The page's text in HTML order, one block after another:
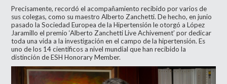
Precisamente, recordó el acompañamiento recibido por varios de
sus colegas, como su maestro Alberto Zanchetti. De hecho, en junio
pasado la Sociedad Europea de la Hipertensión le otorgó a López
Jaramillo el premio ‘Alberto Zanchetti Live Achivement’ por dedicar
toda una vida a la investigación en el campo de la hipertensión. Es
uno de los 14 científicos a nivel mundial que han recibido la
distinción de ESH Honorary Member.